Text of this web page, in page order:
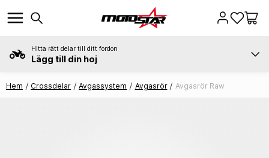
Hitta rätt delar till ditt fordon
Lägg till din hoj
Hem Crossdelar Avgassystem Avgasrör Avgasrör Raw